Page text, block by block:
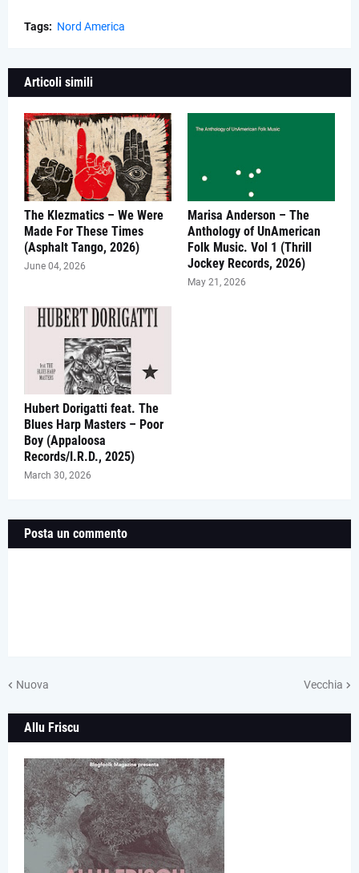
Tags: Nord America
Articoli simili
The Klezmatics – We Were
Made For These Times
(Asphalt Tango, 2026)
June 04, 2026
Marisa Anderson – The
Anthology of UnAmerican
Folk Music. Vol 1 (Thrill
Jockey Records, 2026)
May 21, 2026
Hubert Dorigatti feat. The
Blues Harp Masters – Poor
Boy (Appaloosa
Records/I.R.D., 2025)
March 30, 2026
Posta un commento
Nuova Vecchia
Allu Friscu